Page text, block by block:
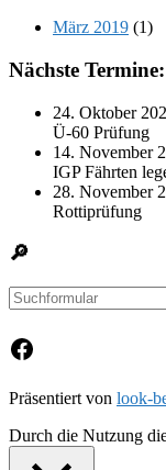
März 2019 (1)
Nächste Termine:
24. Oktober
Ü-60 Prüfung
14. November
IGP Fährten
28. November
Rottiprüfung
🔎
Facebook
Präsentiert von look-
Durch die Nutzung